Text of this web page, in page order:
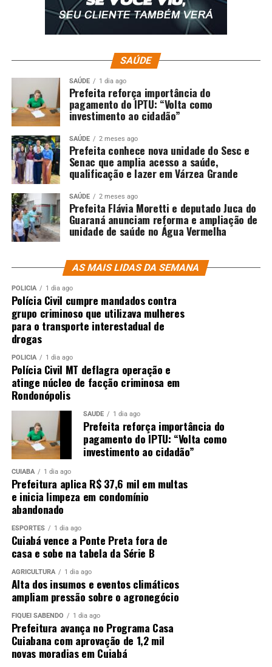
Fonte:Pensar Agro
;
Comentários
CERRADO
DEFENDEM DESTAQUE
MANIFESTO
PARA UNIÃO
UP NEXT
Balanço mostra que Estado lidera exportações
brasileiras de carne bovina
Pesquisa aponta ganhos para pequenos produtores,
enquanto Europa suspende o açúcar
SAÚDE
SAÚDE 1 dia ago
Prefeita reforça importância do
pagamento do IPTU: “Volta como
investimento ao cidadão”
SAÚDE 2 meses ago
Prefeita conhece nova unidade do Sesc e
Senac que amplia acesso a saúde,
qualificação e lazer em Várzea Grande
SAÚDE 2 meses ago
Prefeita Flávia Moretti e deputado Juca do
Guaraná anunciam reforma e ampliação de
unidade de saúde no Água Vermelha
AS MAIS LIDAS DA SEMANA
POLÍCIA 1 dia ago
Polícia Civil cumpre mandados contra
grupo criminoso que utilizava mulheres
para o transporte interestadual de
drogas
POLÍCIA 1 dia ago
Polícia Civil MT deflagra operação e
atinge núcleo de facção criminosa em
Rondonópolis
SAÚDE 1 dia ago
Prefeita reforça importância do
pagamento do IPTU: “Volta como
investimento ao cidadão”
CUIABÁ 1 dia ago
Prefeitura aplica R$ 37,6 mil em multas
e inicia limpeza em condomínio
abandonado
ESPORTES 1 dia ago
Cuiabá vence a Ponte Preta fora de
casa e sobe na tabela da Série B
AGRICULTURA 1 dia ago
Alta dos insumos e eventos climáticos
ampliam pressão sobre o agronegócio
FIQUEI SABENDO 1 dia ago
Prefeitura avança no Programa Casa
Cuiabana com aprovação de 1,2 mil
novas moradias em Cuiabá